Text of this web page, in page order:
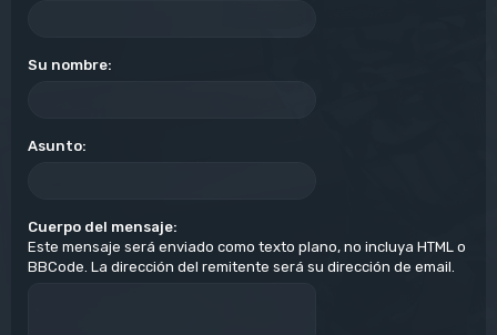
Su nombre:
Asunto:
Cuerpo del mensaje:
Este mensaje será enviado como texto plano, no incluya HTML o
BBCode. La dirección del remitente será su dirección de email.